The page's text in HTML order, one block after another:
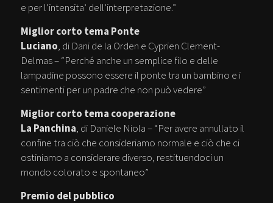
e per l’intensita’ dell’interpretazione.”
Miglior corto tema Ponte
Luciano, di Dani de la Orden e Cyprien Clement-
Delmas – “Perché anche un semplice filo e delle
lampadine possono essere il ponte tra un bambino e i
sentimenti per un padre che non può vedere”
Miglior corto tema cooperazione
La Panchina, di Daniele Niola – “Per avere annullato il
confine tra ciò che consideriamo normale e ciò che ci
ostiniamo a considerare diverso, restituendoci un
mondo colorato e spontaneo”
Premio del pubblico